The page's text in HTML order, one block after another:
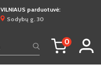
VILNIAUS parduotuvė:
Sodybų g. 30
0